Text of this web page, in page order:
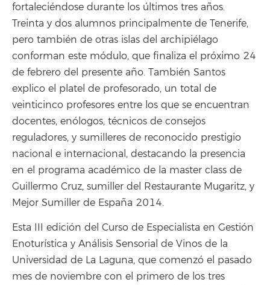
fortaleciéndose durante los últimos tres años.
Treinta y dos alumnos principalmente de Tenerife,
pero también de otras islas del archipiélago
conforman este módulo, que finaliza el próximo 24
de febrero del presente año. También Santos
explico el platel de profesorado, un total de
veinticinco profesores entre los que se encuentran
docentes, enólogos, técnicos de consejos
reguladores, y sumilleres de reconocido prestigio
nacional e internacional, destacando la presencia
en el programa académico de la master class de
Guillermo Cruz, sumiller del Restaurante Mugaritz, y
Mejor Sumiller de España 2014.
Esta III edición del Curso de Especialista en Gestión
Enoturística y Análisis Sensorial de Vinos de la
Universidad de La Laguna, que comenzó el pasado
mes de noviembre con el primero de los tres